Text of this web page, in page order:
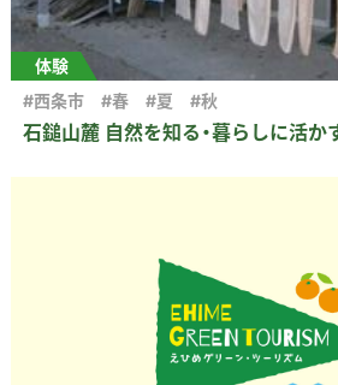
体験
石鎚山麓 自然を知る・暮らしに活か
#西条市 #春 #夏 #秋